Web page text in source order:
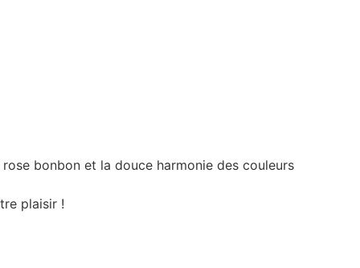
bonbon et la douce harmonie des couleurs
plaisir !